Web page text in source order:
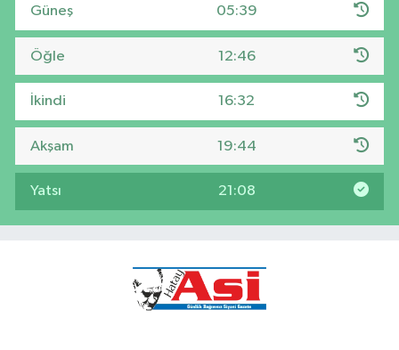
Güneş 05:39
Öğle 12:46
İkindi 16:32
Akşam 19:44
Yatsı 21:08